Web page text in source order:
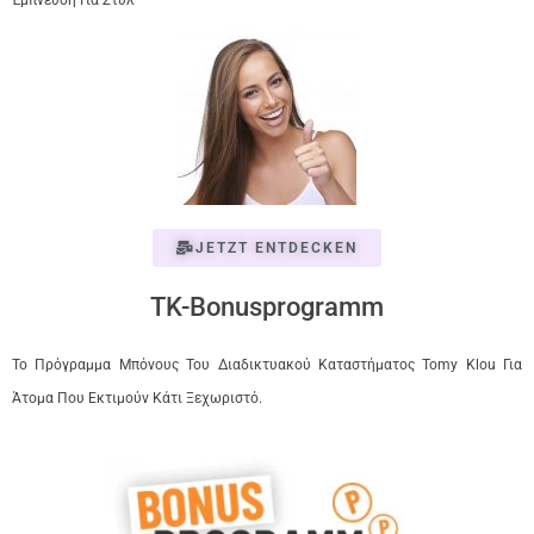
JETZT ENTDECKEN
TK-Bonusprogramm
Το Πρόγραμμα Μπόνους Του Διαδικτυακού Καταστήματος Tomy Klou Για
Άτομα Που Εκτιμούν Κάτι Ξεχωριστό.